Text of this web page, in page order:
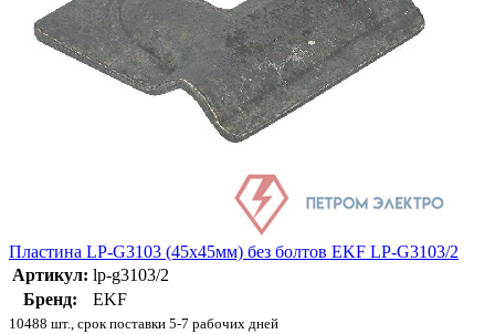
Пластина LP-G3103 (45х45мм) без болтов EKF LP-G3103/2
Артикул: lp-g3103/2
Бренд:
EKF
10488 шт., срок поставки 5-7 рабочих дней